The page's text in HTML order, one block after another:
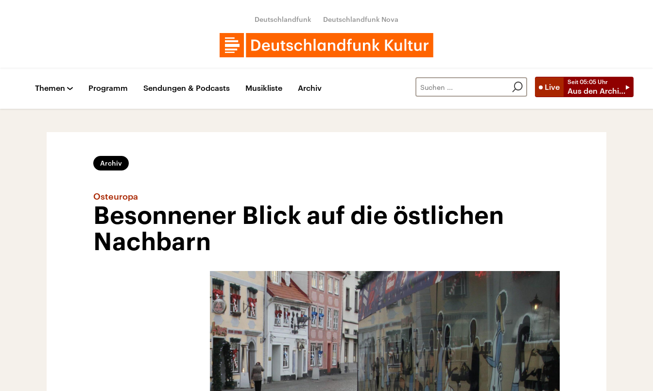
Deutschlandfunk Deutschlandfunk Nova
Live
Seit 05:05 Uhr
Aus den Archiven
Themen Programm Sendungen & Podcasts Musikliste Archiv
Archiv
Osteuropa
Besonnener Blick auf die östlichen
Nachbarn